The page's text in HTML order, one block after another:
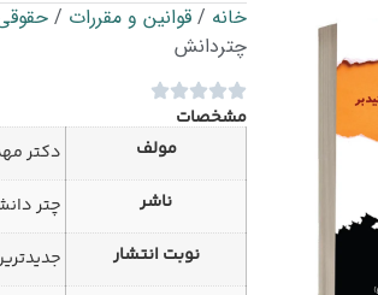
خانه / قوانین و مقررات /
چتردانش
مشخصات
مولف
دکتر
ناشر
چتر
نوبت انتشار